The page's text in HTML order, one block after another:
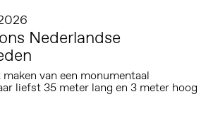
Nederlandse
van een monumentaal
liefst 35 meter lang en 3 meter hoog